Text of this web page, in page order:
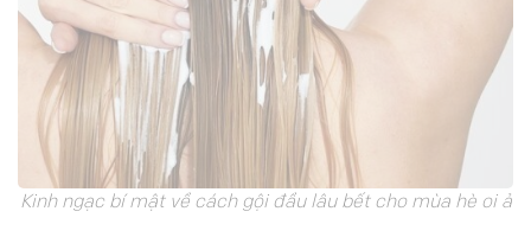
Kinh ngạc bí mật về cách gội đầu lâu bết cho mùa hè oi ả